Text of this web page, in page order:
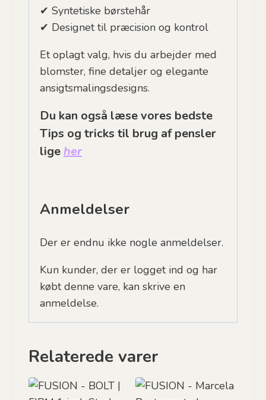
✔ Syntetiske børstehår
✔ Designet til præcision og kontrol
Et oplagt valg, hvis du arbejder med
blomster, fine detaljer og elegante
ansigtsmalingsdesigns.
Du kan også læse vores bedste
Tips og tricks til brug af pensler
lige her
Anmeldelser
Der er endnu ikke nogle anmeldelser.
Kun kunder, der er logget ind og har
købt denne vare, kan skrive en
anmeldelse.
Relaterede varer